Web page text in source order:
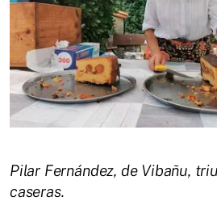
Pilar Fernández, de Vibañu,
caseras.